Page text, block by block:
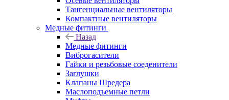
Тангенциальные вентиляторы
Компактные вентиляторы
Медные фитинги
Назад
Медные фитинги
Виброгасители
Гайки и резьбовые соеденители
Заглушки
Клапаны Шредера
Маслоподъемные петли